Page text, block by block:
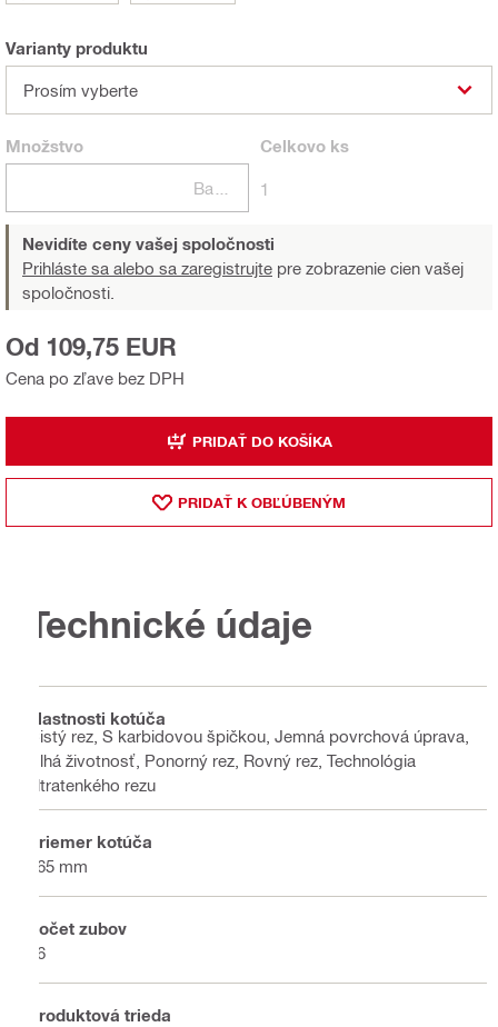
Varianty produktu
Prosím vyberte
Množstvo Celkovo ks
1
Nevidíte ceny vašej spoločnosti
Prihláste sa alebo sa zaregistrujte pre zobrazenie cien vašej
spoločnosti.
Cena po zľave bez DPH
Od 109,75 EUR
PRIDAŤ DO KOŠÍKA
PRIDAŤ K OBĽÚBENÝM
Technické údaje
Vlastnosti kotúča
Čistý rez, S karbidovou špičkou, Jemná povrchová úprava,
Dlhá životnosť, Ponorný rez, Rovný rez, Technológia
ultratenkého rezu
Priemer kotúča
165 mm
Počet zubov
56
Produktová trieda